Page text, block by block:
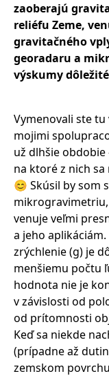
zaoberajú
reliéfu Zeme,
gravitačného
georadaru a
výskumy
Vymenovali ste
mojimi
už dlhšie obdobie
na ktoré z nich
😊 Skúsil by som
venuje veľmi
a jeho
zrýchlenie (g) je
menšiemu počtu
hodnota nie je
v závislosti od
od prítomnosti
Keď sa niekde
(prípadne až
zemskom